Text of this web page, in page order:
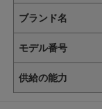
ブランド名
モデル番号
供給の能力